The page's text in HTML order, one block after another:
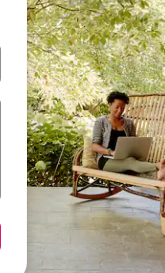
met je de pijltjestoetsen